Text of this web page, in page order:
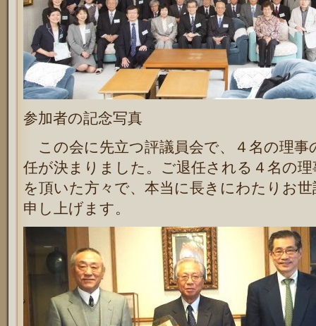
参加者の記念写真
この会に先立つ評議員会で、４名の理事
任が決まりました。ご退任される４名の
を頂いた方々で、本当に長きにわたりお
申し上げます。